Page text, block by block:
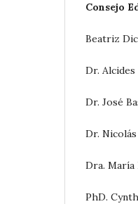
Consejo
Beatriz
Dr.
Dr. José
Dr.
Dra. María
PhD.